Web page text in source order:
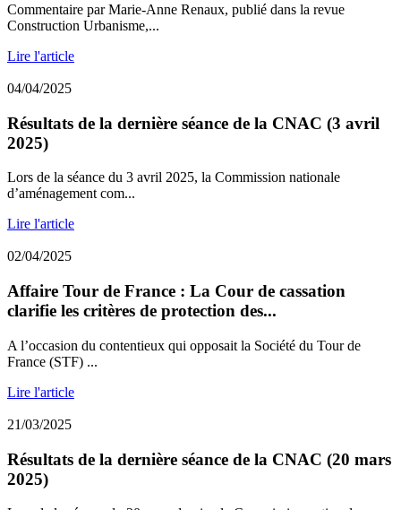
Commentaire par Marie-Anne Renaux, publié dans la revue
Construction Urbanisme,...
Lire l'article
04/04/2025
Résultats de la dernière séance de la CNAC (3 avril
2025)
Lors de la séance du 3 avril 2025, la Commission nationale
d’aménagement com...
Lire l'article
02/04/2025
Affaire Tour de France : La Cour de cassation
clarifie les critères de protection des...
A l’occasion du contentieux qui opposait la Société du Tour de
France (STF) ...
Lire l'article
21/03/2025
Résultats de la dernière séance de la CNAC (20 mars
2025)